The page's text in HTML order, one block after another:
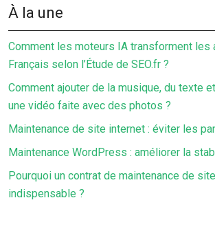
À la une
Comment les moteurs IA transforment les
Français selon l’Étude de SEO.fr ?
Comment ajouter de la musique, du texte
une vidéo faite avec des photos ?
Maintenance de site internet : éviter les
Maintenance WordPress : améliorer la
Pourquoi un contrat de maintenance de
indispensable ?